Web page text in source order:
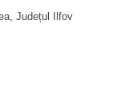
Județul Ilfov